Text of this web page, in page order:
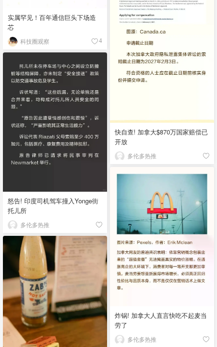
实属罕见！百年通信巨头下场造
芯
科技圈观察 4
快自查! 加拿大$870万国家赔偿已
开放
多伦多热推
怒告! 印度司机驾车撞入Yonge街
托儿所
多伦多热推
炸锅! 加拿大人直言快吃不起麦当
劳了
多伦多热推